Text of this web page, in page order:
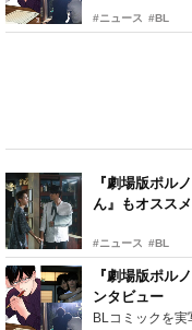
#ニュース #BL
『劇場版ポル
ん』もオススメ
#ニュース #BL
『劇場版ポル
ンタビュー
BLコミックを実